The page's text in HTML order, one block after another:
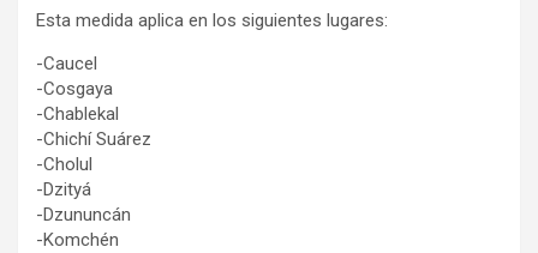
Esta medida aplica en los siguientes lugares:
-Caucel
-Cosgaya
-Chablekal
-Chichí Suárez
-Cholul
-Dzityá
-Dzununcán
-Komchén